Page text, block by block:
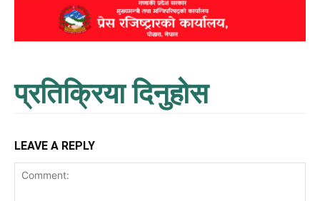
प्रतिक्रिया दिनुहोस
LEAVE A REPLY